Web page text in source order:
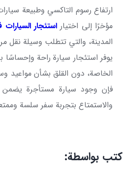
ارتفاع رسوم التاكسي وطبيعة
مؤخرًا إلى اختيار استئجار
المدينة، والتي تتطلب وسيلة نقل
يوفر استئجار سيارة راحة
الخاصة، دون القلق بشأن مواعيد
فإن وجود سيارة مستأجرة يضمن
والاستمتاع بتجربة سفر سلسة
كتب بواسطة: